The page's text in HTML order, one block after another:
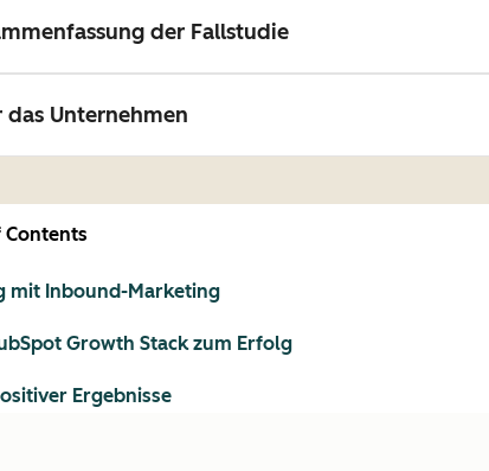
der Fallstudie
das Unternehmen
Contents
mit Inbound-Marketing
Growth Stack zum Erfolg
Ergebnisse